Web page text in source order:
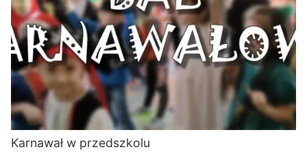
Karnawał w przedszkolu